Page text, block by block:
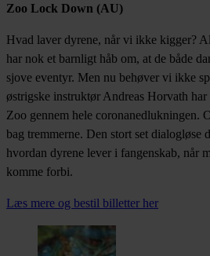
Zoo Lock Down (AU)
Hvad laver dyrene, når vi ikke kigger?
har nok et barnligt håb om, at de både
sjove eventyr. Men nu behøver vi ikke
østrigske instruktør Andreas Horvath
Zoo gennem hele coronanedlukningen.
bag tremmerne. Den stort set dialogløse
hvordan dyrene lever i fangenskab, når
komme forbi.
Læs mere og bestil billetter her